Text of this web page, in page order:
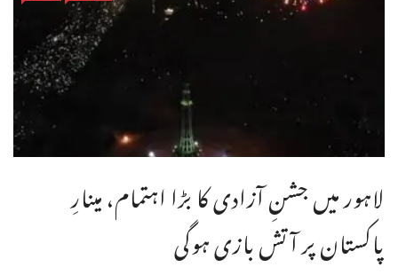
لاہور میں جشنِ آزادی کا بڑا اہتمام، مینارِ
پاکستان پر آتش بازی ہوگی